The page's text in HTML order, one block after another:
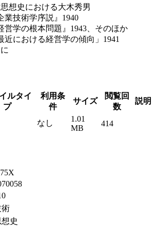
想史における大木秀男
業技術学序説』1940
営学の根本問題』1943、そのほか
近における経営学の傾向」1941
ルタイ
プ
利用条
件
サイズ
閲覧回
数
説明
なし
1.01
MB
414
術
史